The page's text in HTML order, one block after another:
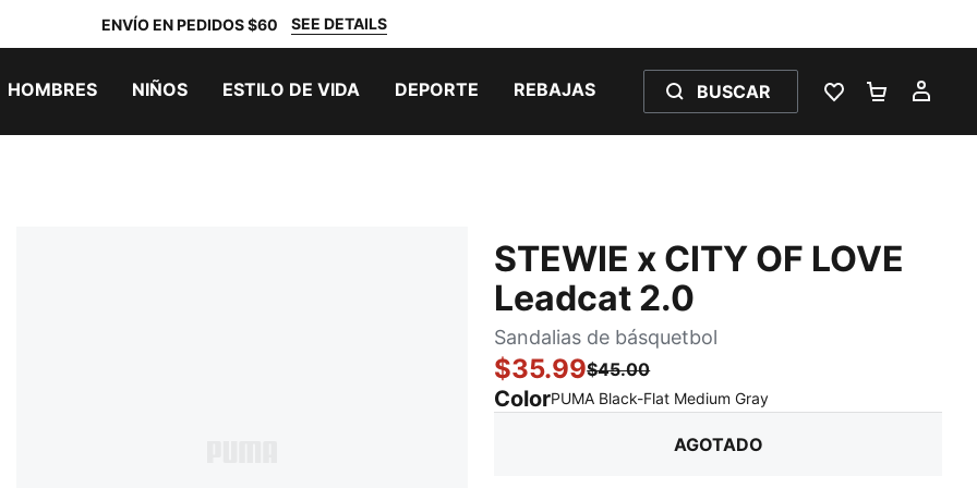
ENVÍO EN PEDIDOS $60 SEE DETAILS
HOMBRES NIÑOS ESTILO DE VIDA DEPORTE REBAJAS BUSCAR
LISTA DE
STEWIE x CITY OF LOVE
Leadcat 2.0
Sandalias de básquetbol
$35.99$45.00
ColorPUMA Black-Flat Medium Gray:
AGOTADO